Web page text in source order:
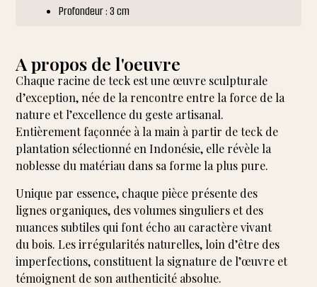
Profondeur : 3 cm
A propos de l'oeuvre
Chaque racine de teck est une œuvre sculpturale
d’exception, née de la rencontre entre la force de la
nature et l’excellence du geste artisanal.
Entièrement façonnée à la main à partir de teck de
plantation sélectionné en Indonésie, elle révèle la
noblesse du matériau dans sa forme la plus pure.
Unique par essence, chaque pièce présente des
lignes organiques, des volumes singuliers et des
nuances subtiles qui font écho au caractère vivant
du bois. Les irrégularités naturelles, loin d’être des
imperfections, constituent la signature de l’œuvre et
témoignent de son authenticité absolue.